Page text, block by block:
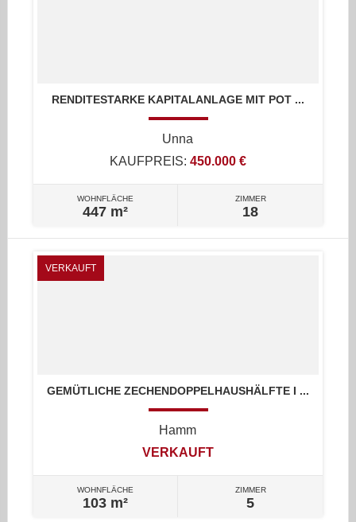
RENDITESTARKE KAPITALANLAGE MIT POT ...
Unna
KAUFPREIS: 450.000 €
WOHNFLÄCHE
447 m²
ZIMMER
18
VERKAUFT
GEMÜTLICHE ZECHENDOPPELHAUSHÄLFTE I ...
Hamm
VERKAUFT
WOHNFLÄCHE
103 m²
ZIMMER
5